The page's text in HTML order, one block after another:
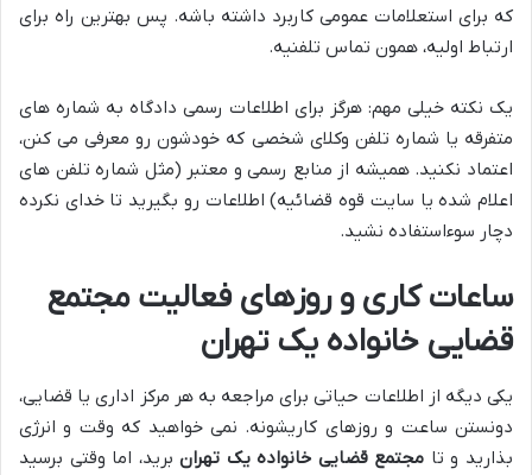
که برای استعلامات عمومی کاربرد داشته باشه. پس بهترین راه برای
ارتباط اولیه، همون تماس تلفنیه.
یک نکته خیلی مهم: هرگز برای اطلاعات رسمی دادگاه به شماره های
متفرقه یا شماره تلفن وکلای شخصی که خودشون رو معرفی می کنن،
اعتماد نکنید. همیشه از منابع رسمی و معتبر (مثل شماره تلفن های
اعلام شده یا سایت قوه قضائیه) اطلاعات رو بگیرید تا خدای نکرده
دچار سوءاستفاده نشید.
ساعات کاری و روزهای فعالیت مجتمع
قضایی خانواده یک تهران
یکی دیگه از اطلاعات حیاتی برای مراجعه به هر مرکز اداری یا قضایی،
دونستن ساعت و روزهای کاریشونه. نمی خواهید که وقت و انرژی
بذارید و تا مجتمع قضایی خانواده یک تهرانبرید، اما وقتی برسید